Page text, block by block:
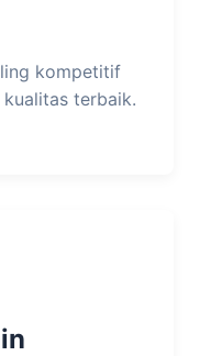
kompetitif
terbaik.